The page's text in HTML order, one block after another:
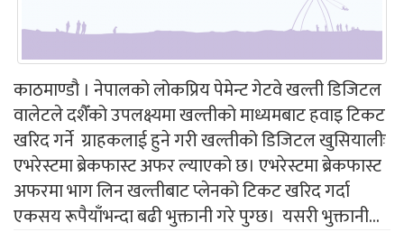
काठमाण्डौ । नेपालको लोकप्रिय पेमेन्ट गेटवे खल्ती डिजिटल
वालेटले दशैँको उपलक्ष्यमा खल्तीको माध्यमबाट हवाइ टिकट
खरिद गर्ने ग्राहकलाई हुने गरी खल्तीको डिजिटल खुसियालीः
एभरेस्टमा ब्रेकफास्ट अफर ल्याएको छ। एभरेस्टमा ब्रेकफास्ट
अफरमा भाग लिन खल्तीबाट प्लेनको टिकट खरिद गर्दा
एकसय रूपैयाँभन्दा बढी भुक्तानी गरे पुग्छ। यसरी भुक्तानी...